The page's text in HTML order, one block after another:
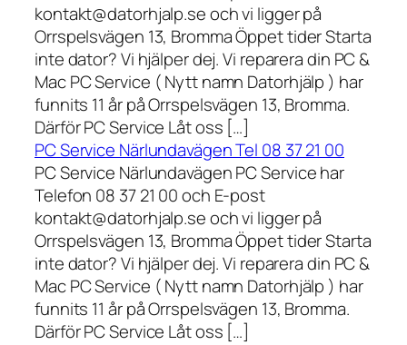
kontakt@datorhjalp.se och vi ligger på
Orrspelsvägen 13, Bromma Öppet tider Starta
inte dator? Vi hjälper dej. Vi reparera din PC &
Mac PC Service ( Nytt namn Datorhjälp ) har
funnits 11 år på Orrspelsvägen 13, Bromma.
Därför PC Service Låt oss […]
PC Service Närlundavägen Tel 08 37 21 00
PC Service Närlundavägen PC Service har
Telefon 08 37 21 00 och E-post
kontakt@datorhjalp.se och vi ligger på
Orrspelsvägen 13, Bromma Öppet tider Starta
inte dator? Vi hjälper dej. Vi reparera din PC &
Mac PC Service ( Nytt namn Datorhjälp ) har
funnits 11 år på Orrspelsvägen 13, Bromma.
Därför PC Service Låt oss […]